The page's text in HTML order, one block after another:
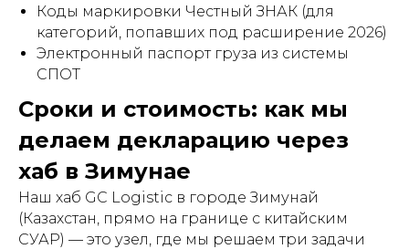
Коды маркировки Честный ЗНАК (для
категорий, попавших под расширение 2026)
Электронный паспорт груза из системы
СПОТ
Сроки и стоимость: как мы
делаем декларацию через
хаб в Зимунае
Наш хаб GC Logistic в городе Зимунай
(Казахстан, прямо на границе с китайским
СУАР) — это узел, где мы решаем три задачи